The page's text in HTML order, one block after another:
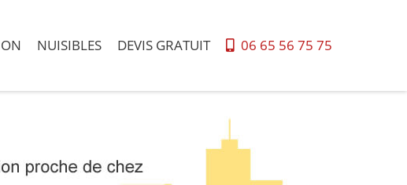
NUISIBLES DEVIS GRATUIT 06 65 56 75 75